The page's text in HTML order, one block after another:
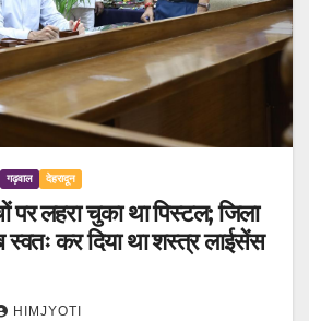
गढ़वाल देहरादून
पर लहरा चुका था पिस्टल; जिला
स्वतः कर दिया था शस्त्र लाईसेंस
HIMJYOTI